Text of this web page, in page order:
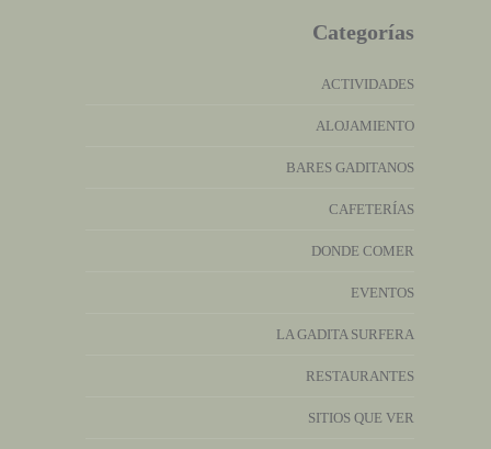
Categorías
ACTIVIDADES
ALOJAMIENTO
BARES GADITANOS
CAFETERÍAS
DONDE COMER
EVENTOS
LA GADITA SURFERA
RESTAURANTES
SITIOS QUE VER